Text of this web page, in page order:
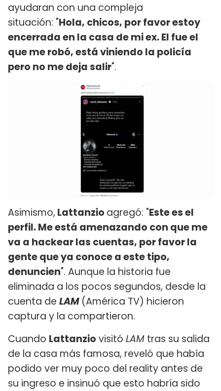
ayudaran con una compleja
situación: "Hola, chicos, por favor estoy
encerrada en la casa de mi ex. El fue el
que me robó, está viniendo la policía
pero no me deja salir".
Asimismo, Lattanzio agregó: "Este es el
perfil. Me está amenazando con que me
va a hackear las cuentas, por favor la
gente que ya conoce a este tipo,
denuncien". Aunque la historia fue
eliminada a los pocos segundos, desde la
cuenta de LAM (América TV) hicieron
captura y la compartieron.
Cuando Lattanzio visitó LAM tras su salida
de la casa más famosa, reveló que había
podido ver muy poco del reality antes de
su ingreso e insinuó que esto habría sido